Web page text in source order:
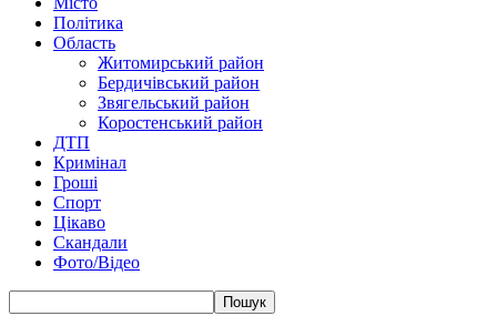
Політика
Область
Житомирський район
Бердичівський район
Звягельський район
Коростенський район
ДТП
Кримінал
Гроші
Спорт
Цікаво
Скандали
Фото/Відео